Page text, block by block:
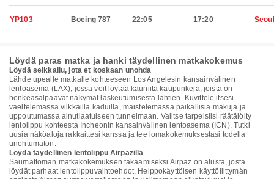
YP103 Boeing 787 22:05 17:20 Seoul
Löydä paras matka ja hanki täydellinen matkakokemus
Löydä seikkailu, jota et koskaan unohda
Lähde upealle matkalle kohteeseen Los Angelesin kansainvälinen
lentoasema (LAX), jossa voit löytää kauniita kaupunkeja, joista on
henkeäsalpaavat näkymät laskeutumisesta lähtien. Kuvittele itsesi
vaeltelemassa vilkkailla kaduilla, maistelemassa paikallisia makuja ja
uppoutumassa ainutlaatuiseen tunnelmaan. Valitse tarpeisiisi räätälöity
lentolippu kohteesta Incheonin kansainvälinen lentoasema (ICN). Tutki
uusia näköaloja rakkaittesi kanssa ja tee lomakokemuksestasi todella
unohtumaton.
Löydä täydellinen lentolippu Airpazilla
Saumattoman matkakokemuksen takaamiseksi Airpaz on alusta, josta
löydät parhaat lentolippuvaihtoehdot. Helppokäyttöisen käyttöliittymän